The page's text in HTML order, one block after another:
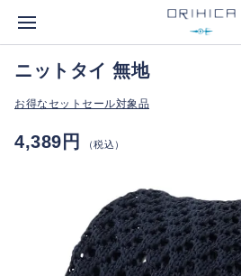
ニットタイ 無地
お得なセットセール対象品
4,389円 （税込）